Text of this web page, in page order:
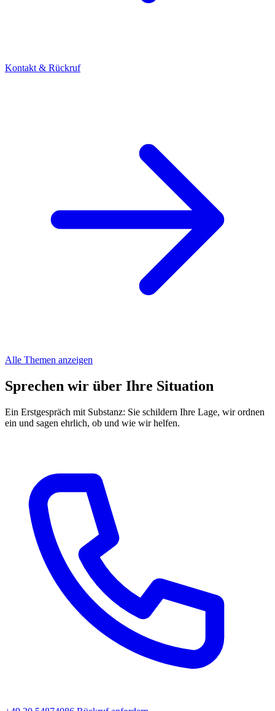
Kontakt & Rückruf
Alle Themen anzeigen
Sprechen wir über Ihre Situation
Ein Erstgespräch mit Substanz: Sie schildern Ihre Lage, wir ordnen
ein und sagen ehrlich, ob und wie wir helfen.